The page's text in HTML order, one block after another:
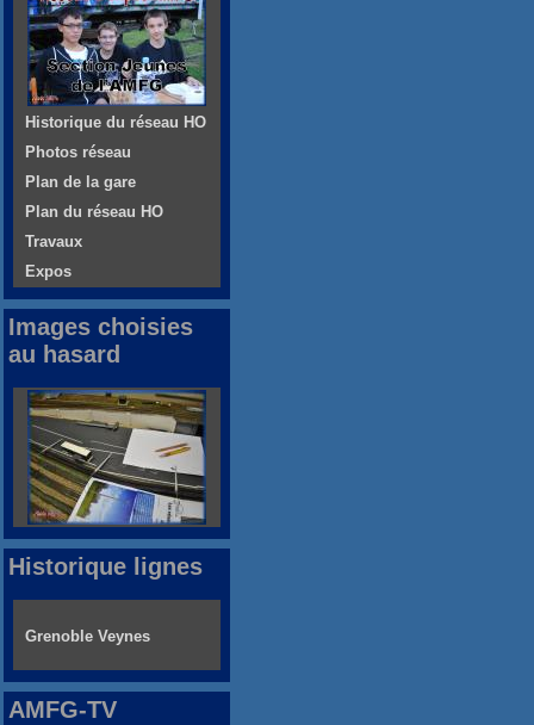
Historique du réseau HO
Photos réseau
Plan de la gare
Plan du réseau HO
Travaux
Expos
Images choisies
au hasard
Historique lignes
Grenoble Veynes
AMFG-TV